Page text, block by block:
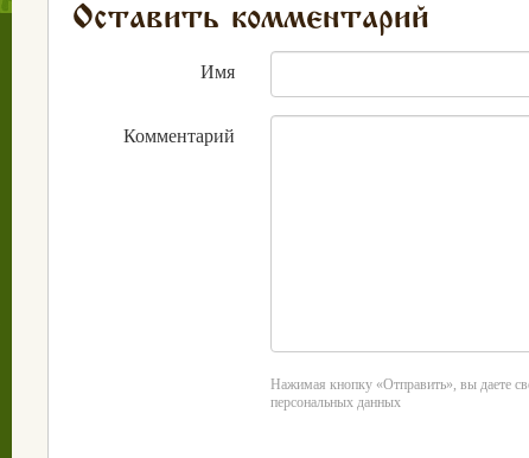
Оставить комментарий
Имя
Комментарий
Нажимая кнопку «Отправить», вы даете
персональных данных